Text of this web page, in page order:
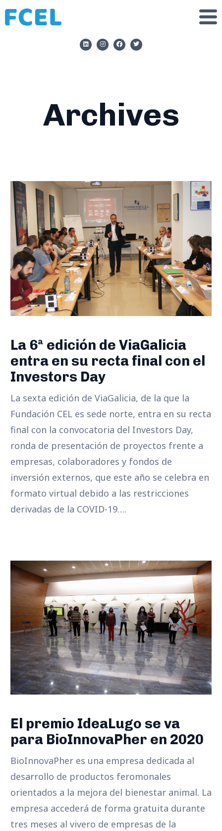
Archives
La 6ª edición de ViaGalicia
entra en su recta final con el
Investors Day
La sexta edición de ViaGalicia, de la que la
Fundación CEL es sede norte, entra en su recta
final con la convocatoria del Investors Day,
ronda de presentación de proyectos frente a
empresas, colaboradores y fondos de
inversión externos, que este año se celebra en
formato virtual debido a las restricciones
derivadas de la COVID-19….
El premio IdeaLugo se va
para BioInnovaPher en 2020
BioInnovaPher es una empresa dedicada al
desarrollo de productos feromonales
orientados a la mejora del bienestar animal. La
empresa accederá de forma gratuita durante
tres meses al vivero de empresas de la